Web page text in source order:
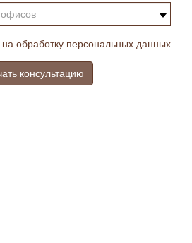
обработку персональных данных
консультацию